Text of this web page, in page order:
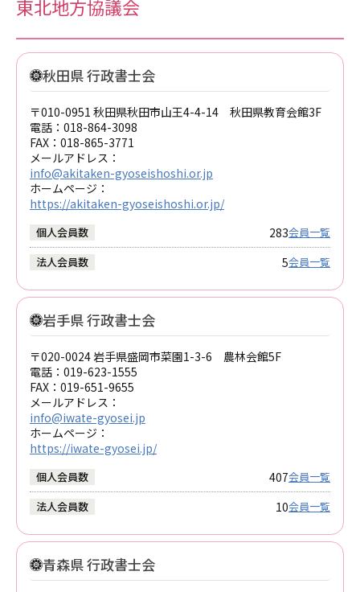
東北地方協議会
秋田県 行政書士会
〒010-0951 秋田県秋田市山王4-4-14 秋田県教育会館3F
電話： 018-864-3098
FAX： 018-865-3771
メールアドレス：
info@akitaken-gyoseishoshi.or.jp
ホームページ：
https://akitaken-gyoseishoshi.or.jp/
個人会員数 283会員一覧
法人会員数
5会員一覧
岩手県 行政書士会
〒020-0024 岩手県盛岡市菜園1-3-6 農林会館5F
電話： 019-623-1555
FAX： 019-651-9655
メールアドレス：
info@iwate-gyosei.jp
ホームページ：
https://iwate-gyosei.jp/
個人会員数 407会員一覧
法人会員数
10会員一覧
青森県 行政書士会